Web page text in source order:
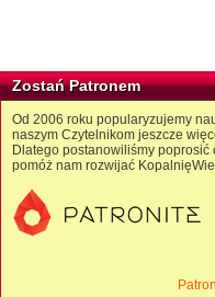
Zostań Patronem
Od 2006 roku popularyzujemy
naszym Czytelnikom jeszcze
Dlatego postanowiliśmy poprosić
pomóż nam rozwijać